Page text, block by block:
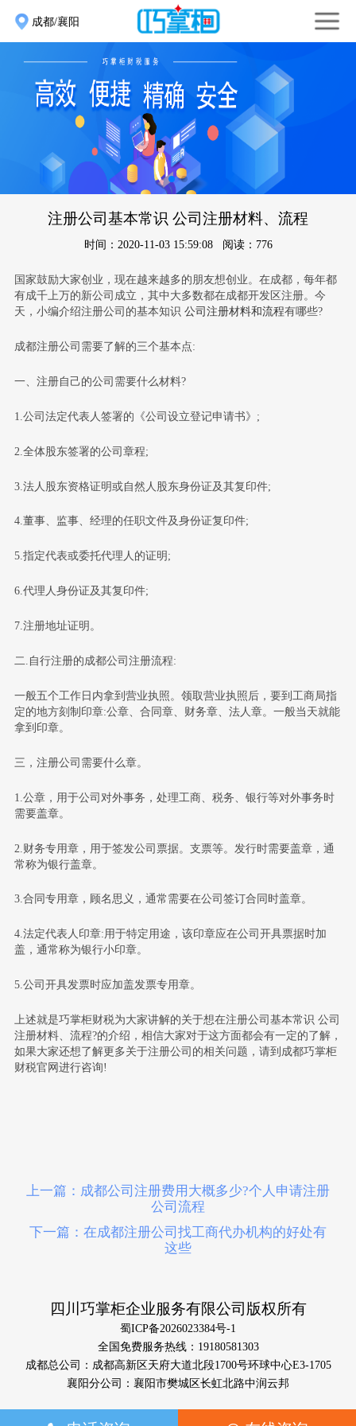
成都/襄阳
注册公司基本常识 公司注册材料、流程
时间：2020-11-03 15:59:08 阅读：776
国家鼓励大家创业，现在越来越多的朋友想创业。在成都，每年都
有成千上万的新公司成立，其中大多数都在成都开发区注册。今
天，小编介绍注册公司的基本知识 公司注册材料和流程有哪些?
成都注册公司需要了解的三个基本点:
一、注册自己的公司需要什么材料?
1.公司法定代表人签署的《公司设立登记申请书》;
2.全体股东签署的公司章程;
3.法人股东资格证明或自然人股东身份证及其复印件;
4.董事、监事、经理的任职文件及身份证复印件;
5.指定代表或委托代理人的证明;
6.代理人身份证及其复印件;
7.注册地址证明。
二.自行注册的成都公司注册流程:
一般五个工作日内拿到营业执照。领取营业执照后，要到工商局指
定的地方刻制印章:公章、合同章、财务章、法人章。一般当天就能
拿到印章。
三，注册公司需要什么章。
1.公章，用于公司对外事务，处理工商、税务、银行等对外事务时
需要盖章。
2.财务专用章，用于签发公司票据。支票等。发行时需要盖章，通
常称为银行盖章。
3.合同专用章，顾名思义，通常需要在公司签订合同时盖章。
4.法定代表人印章:用于特定用途，该印章应在公司开具票据时加
盖，通常称为银行小印章。
5.公司开具发票时应加盖发票专用章。
上述就是巧掌柜财税为大家讲解的关于想在注册公司基本常识 公司
注册材料、流程?的介绍，相信大家对于这方面都会有一定的了解，
如果大家还想了解更多关于注册公司的相关问题，请到成都巧掌柜
财税官网进行咨询!
上一篇：成都公司注册费用大概多少?个人申请注册
公司流程
下一篇：在成都注册公司找工商代办机构的好处有
这些
四川巧掌柜企业服务有限公司版权所有
蜀ICP备2026023384号-1
全国免费服务热线：19180581303
成都总公司：成都高新区天府大道北段1700号环球中心E3-1705
襄阳分公司：襄阳市樊城区长虹北路中润云邦